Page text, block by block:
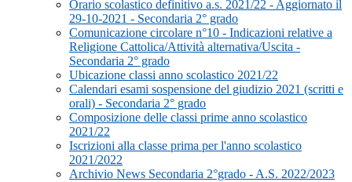
Orario scolastico definitivo a.s. 2021/22 - Aggiornato il
29-10-2021 - Secondaria 2° grado
Comunicazione circolare n°10 - Indicazioni relative a
Religione Cattolica/Attività alternativa/Uscita -
Secondaria 2° grado
Ubicazione classi anno scolastico 2021/22
Calendari esami sospensione del giudizio 2021 (scritti e
orali) - Secondaria 2° grado
Composizione delle classi prime anno scolastico
2021/22
Iscrizioni alla classe prima per l'anno scolastico
2021/2022
Archivio News Secondaria 2°grado - A.S. 2022/2023